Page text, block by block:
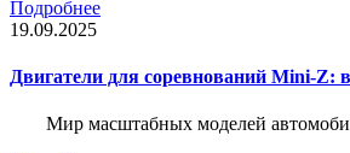
Подробнее
19.09.2025
Двигатели для соревнований Mini-Z:
Мир масштабных моделей